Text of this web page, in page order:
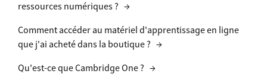
ressources numériques ? →
Comment accéder au matériel d'apprentissage en ligne
que j'ai acheté dans la boutique ? →
Qu'est-ce que Cambridge One ? →